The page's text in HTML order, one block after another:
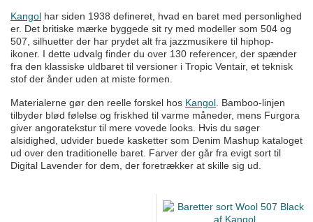
Kangol har siden 1938 defineret, hvad en baret med personlighed
er. Det britiske mærke byggede sit ry med modeller som 504 og
507, silhuetter der har prydet alt fra jazzmusikere til hiphop-
ikoner. I dette udvalg finder du over 130 referencer, der spænder
fra den klassiske uldbaret til versioner i Tropic Ventair, et teknisk
stof der ånder uden at miste formen.
Materialerne gør den reelle forskel hos Kangol . Bamboo-linjen
tilbyder blød følelse og friskhed til varme måneder, mens Furgora
giver angoratekstur til mere vovede looks. Hvis du søger
alsidighed, udvider buede kasketter som Denim Mashup kataloget
ud over den traditionelle baret. Farver der går fra evigt sort til
Digital Lavender for dem, der foretrækker at skille sig ud.